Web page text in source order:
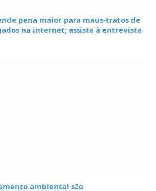
pena maior para maus-tratos de
na internet; assista à entrevista
ambiental são